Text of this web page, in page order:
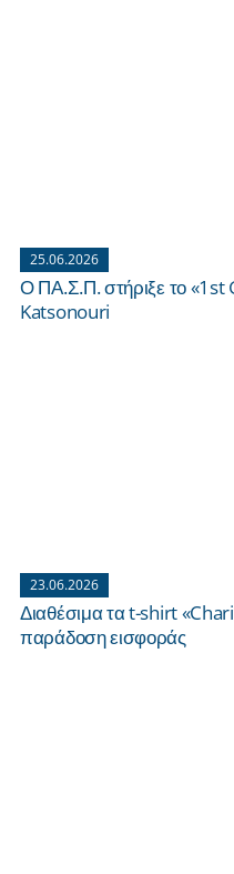
25.06.2026
Ο ΠΑ.Σ.Π. στήριξε το «1st
Katsonouri
23.06.2026
Διαθέσιμα τα t-shirt
παράδοση εισφοράς